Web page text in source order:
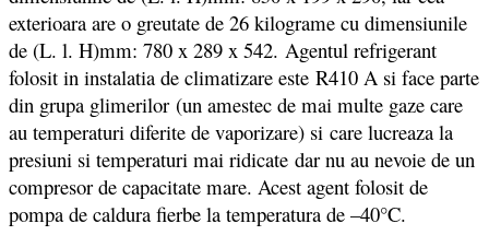
exterioara are o greutate de 26 kilograme cu dimensiunile
de (L. l. H)mm: 780 x 289 x 542. Agentul refrigerant
folosit in instalatia de climatizare este R410 A si face parte
din grupa glimerilor (un amestec de mai multe gaze care
au temperaturi diferite de vaporizare) si care lucreaza la
presiuni si temperaturi mai ridicate dar nu au nevoie de un
compresor de capacitate mare. Acest agent folosit de
pompa de caldura fierbe la temperatura de –40°C.